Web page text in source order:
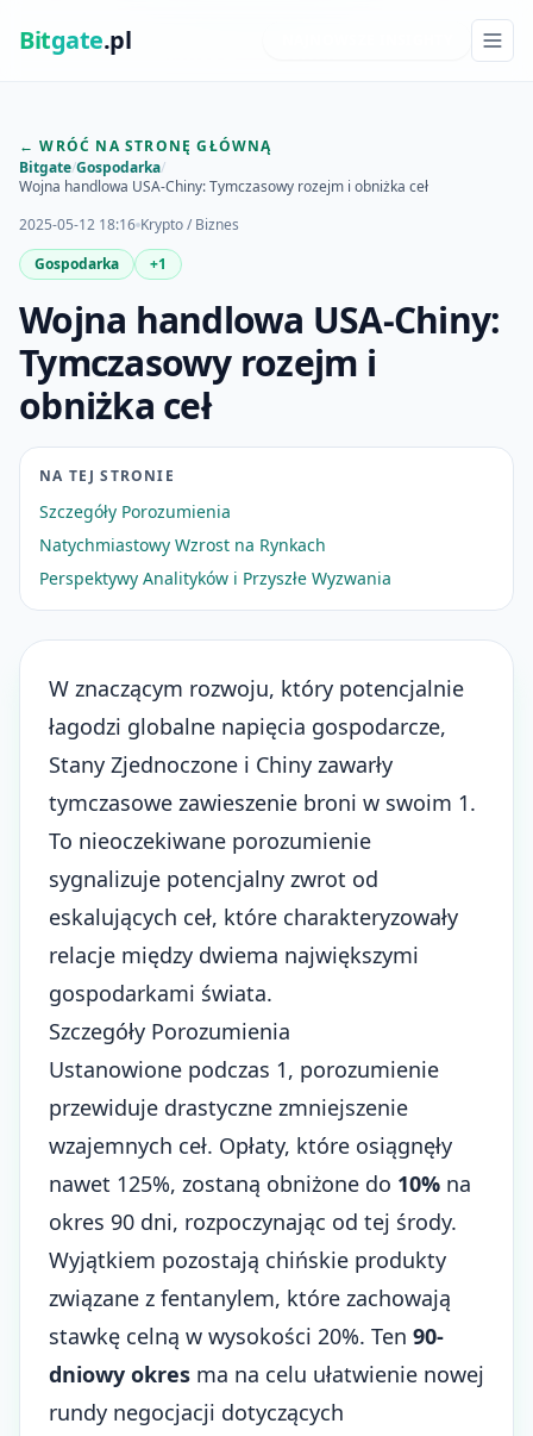
Bitgate.pl
← WRÓĆ NA STRONĘ GŁÓWNĄ
Bitgate/Gospodarka/
Wojna handlowa USA-Chiny: Tymczasowy rozejm i obniżka ceł
2025-05-12 18:16 Krypto / Biznes
Gospodarka
+1
Wojna handlowa USA-Chiny:
Tymczasowy rozejm i
obniżka ceł
NA TEJ STRONIE
Szczegóły Porozumienia
Natychmiastowy Wzrost na Rynkach
Perspektywy Analityków i Przyszłe Wyzwania
W znaczącym rozwoju, który potencjalnie
łagodzi globalne napięcia gospodarcze,
Stany Zjednoczone i Chiny zawarły
tymczasowe zawieszenie broni w swoim 1.
To nieoczekiwane porozumienie
sygnalizuje potencjalny zwrot od
eskalujących ceł, które charakteryzowały
relacje między dwiema największymi
gospodarkami świata.
Szczegóły Porozumienia
Ustanowione podczas 1, porozumienie
przewiduje drastyczne zmniejszenie
wzajemnych ceł. Opłaty, które osiągnęły
nawet 125%, zostaną obniżone do 10% na
okres 90 dni, rozpoczynając od tej środy.
Wyjątkiem pozostają chińskie produkty
związane z fentanylem, które zachowają
stawkę celną w wysokości 20%. Ten 90-
dniowy okres ma na celu ułatwienie nowej
rundy negocjacji dotyczących